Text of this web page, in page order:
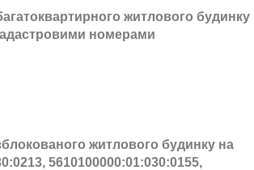
житлового будинку
номерами
житлового будинку на
5610100000:01:030:0155,